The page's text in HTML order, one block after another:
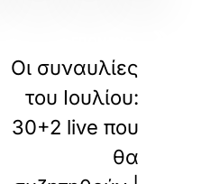
Οι συναυλίες
του Ιουλίου:
30+2 live που
θα